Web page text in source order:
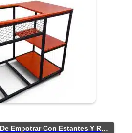
Mueble Para Horno De Empotrar Con Estantes Y Ruedas